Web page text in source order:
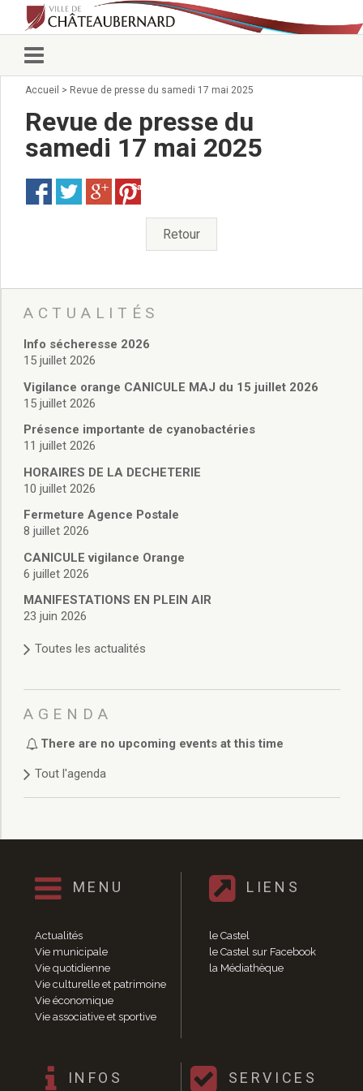
Vie municipale
Conseillers municipaux
Commissions 2026
Arrêtés du Maire
Services municipaux
Pour venir nous voir
administratives
Services Techniques
Affaires Scolaires
Vie associative
Police Municipale/règlementation
Cimetière/réglementation funéraire
Services en ligne
Licences boissons
Cadastre
Actes d’état civil
Budget de Fonctionnement
Budget d’Investissement
Conseils municipaux
Règlement du conseil municipal
Délibérations 2025
Délibérations 2022
Délibérations 2021
Délibérations 2020
Délibérations 2019
Délibérations 2018
Délibérations 2014
Délibérations 2013
Délibérations 2011
Délibérations 2010
Délibérations 2009
Délibérations 2008
Agenda réunions publiques
Marchés publics
Vie quotidienne
Accueil > Revue de presse du samedi 17 mai 2025
Revue de presse du
samedi 17 mai 2025
Save
Retour
ACTUALITÉS
Info sécheresse 2026
15 juillet 2026
Vigilance orange CANICULE MAJ du 15 juillet 2026
15 juillet 2026
Présence importante de cyanobactéries
11 juillet 2026
HORAIRES DE LA DECHETERIE
10 juillet 2026
Fermeture Agence Postale
8 juillet 2026
CANICULE vigilance Orange
6 juillet 2026
MANIFESTATIONS EN PLEIN AIR
23 juin 2026
Toutes les actualités
AGENDA
There are no upcoming events at this time
Tout l'agenda
MENU
Actualités
Vie municipale
Vie quotidienne
Vie culturelle et patrimoine
Vie économique
Vie associative et sportive
LIENS
le Castel
le Castel sur Facebook
la Médiathèque
INFOS SERVICES